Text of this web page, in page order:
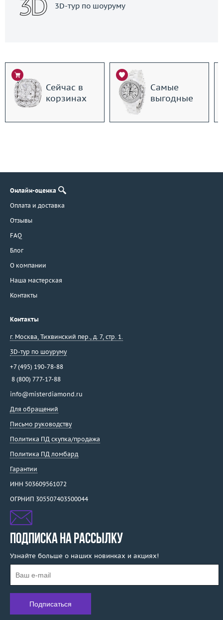
3D-тур по шоуруму
Сейчас в
корзинах
Самые
выгодные
Онлайн-оценка
Оплата и доставка
Отзывы
FAQ
Блог
О компании
Наша мастерская
Контакты
Контакты
г. Москва, Тихвинский пер., д. 7, стр. 1.
3D-тур по шоуруму
+7 (495) 190-78-88
8 (800) 777-17-88
info@misterdiamond.ru
Для обращений
Письмо руководству
Политика ПД скупка/продажа
Политика ПД ломбард
Гарантии
ИНН 503609561072
ОГРНИП 305507403500044
ПОДПИСКА НА РАССЫЛКУ
Узнайте больше о наших новинках и акциях!